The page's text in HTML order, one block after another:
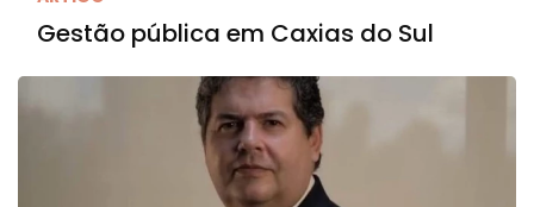
Gestão pública em Caxias do Sul